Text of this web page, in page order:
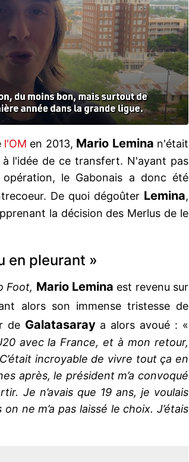
l'OM en 2013, Mario Lemina n'était
l'idée de ce transfert. N'ayant pas
le Gabonais a donc été
De quoi dégoûter Lemina,
la décision des Merlus de le
en pleurant »
Foot, Mario Lemina est revenu sur
alors son immense tristesse de
de Galatasaraya alors avoué : «
avec la France, et à mon retour,
incroyable de vivre tout ça en
après, le président m’a convoqué
Je n’avais que 19 ans, je voulais
ne m’a pas laissé le choix. J’étais